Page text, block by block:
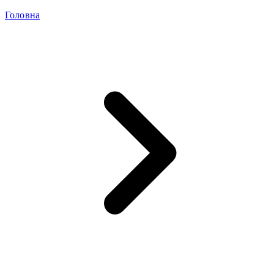
Головна